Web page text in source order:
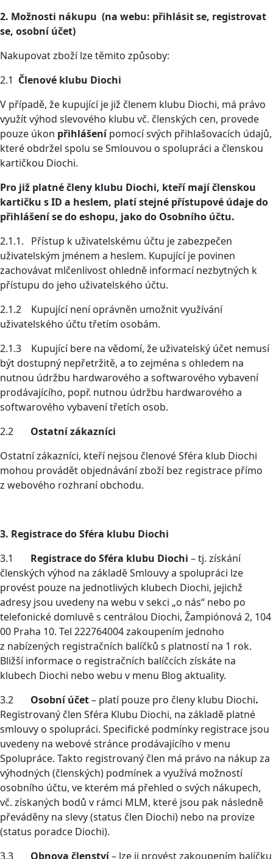
2. Možnosti nákupu (na webu: přihlásit se, registrovat
se, osobní účet)
Nakupovat zboží lze těmito způsoby:
2.1 Členové klubu Diochi
V případě, že kupující je již členem klubu Diochi, má právo
využít výhod slevového klubu vč. členských cen, provede
pouze úkon přihlášenípomocí svých přihlašovacích údajů,
které obdržel spolu se Smlouvou o spolupráci a členskou
kartičkou Diochi.
Pro již platné členy klubu Diochi, kteří mají členskou
kartičku s ID a heslem, platí stejné přístupové údaje do
přihlášení se do eshopu, jako do Osobního účtu.
2.1.1. Přístup k uživatelskému účtu je zabezpečen
uživatelským jménem a heslem. Kupující je povinen
zachovávat mlčenlivost ohledně informací nezbytných k
přístupu do jeho uživatelského účtu.
2.1.2 Kupující není oprávněn umožnit využívání
uživatelského účtu třetím osobám.
2.1.3 Kupující bere na vědomí, že uživatelský účet nemusí
být dostupný nepřetržitě, a to zejména s ohledem na
nutnou údržbu hardwarového a softwarového vybavení
prodávajícího, popř. nutnou údržbu hardwarového a
softwarového vybavení třetích osob.
2.2 Ostatní zákazníci
Ostatní zákazníci, kteří nejsou členové Sféra klub Diochi
mohou provádět objednávání zboží bez registrace přímo
z webového rozhraní obchodu.
3. Registrace do Sféra klubu Diochi
3.1 Registrace do Sféra klubu Diochi – tj. získání
členských výhod na základě Smlouvy a spolupráci lze
provést pouze na jednotlivých klubech Diochi, jejichž
adresy jsou uvedeny na webu v sekci „o nás“ nebo po
telefonické domluvě s centrálou Diochi, Žampiónová 2, 104
00 Praha 10. Tel 222764004 zakoupením jednoho
z nabízených registračních balíčků s platností na 1 rok.
Bližší informace o registračních balíčcích získáte na
klubech Diochi nebo webu v menu Blog aktuality.
3.2 Osobní účet– platí pouze pro členy klubu Diochi.
Registrovaný člen Sféra Klubu Diochi, na základě platné
smlouvy o spolupráci. Specifické podmínky registrace jsou
uvedeny na webové stránce prodávajícího v menu
Spolupráce. Takto registrovaný člen má právo na nákup za
výhodných (členských) podmínek a využívá možností
osobního účtu, ve kterém má přehled o svých nákupech,
vč. získaných bodů v rámci MLM, které jsou pak následně
převáděny na slevy (status člen Diochi) nebo na provize
(status poradce Diochi).
3.3 Obnova členství– lze ji provést zakoupením balíčku